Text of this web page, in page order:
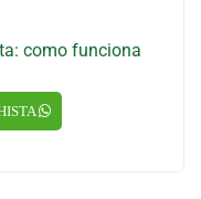
como funciona